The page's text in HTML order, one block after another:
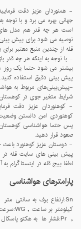
- همنوردان عزیز دقت
جهانی بهره می برد
است هر چه
قله از چندین منبع معتبر برای بررسی وضعیت قله ها استفاده کنید
- با توجه به اینکه هر چه
بیشتر می شود حتما یک
پیش بینی دقیق استفاده کنید.
-پيش‌بينی‌های مربوط به
شرايط متغير جوی در کوهستان، احتمال تغييرات ناگهانی وجود دارد .
- کوهنوردان عزیز دقت
کوهنوردی امن
صعود قرار دهید.
- دوستان عزیز کوهنورد
پیش بینی های سایت قله
لطفا پیج قله در اینستاگرام به آدرس @gholleh_com را دنبال کنید.
پارامترهای هواشناسی
, Pr:فشار ها به هکتو پاسکال ارایه می شود.